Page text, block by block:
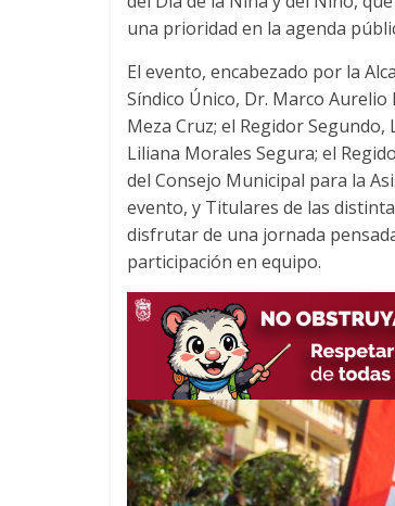
o
k
e
A
p
una prioridad en la agenda
El evento, encabezado por la
Síndico Único, Dr. Marco
Meza Cruz; el Regidor Segundo,
Liliana Morales Segura; el
del Consejo Municipal para la
evento, y Titulares de las
disfrutar de una jornada
participación en equipo.